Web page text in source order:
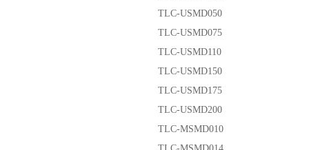
TLC-USMD050
TLC-USMD075
TLC-USMD110
TLC-USMD150
TLC-USMD175
TLC-USMD200
TLC-MSMD010